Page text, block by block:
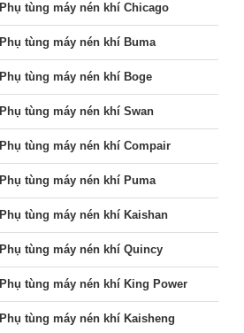
Phụ tùng máy nén khí Chicago
Phụ tùng máy nén khí Buma
Phụ tùng máy nén khí Boge
Phụ tùng máy nén khí Swan
Phụ tùng máy nén khí Compair
Phụ tùng máy nén khí Puma
Phụ tùng máy nén khí Kaishan
Phụ tùng máy nén khí Quincy
Phụ tùng máy nén khí King Power
Phụ tùng máy nén khí Kaisheng